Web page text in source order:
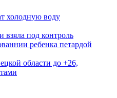
холодную воду
взяла под контроль
ребенка петардой
области до +26,